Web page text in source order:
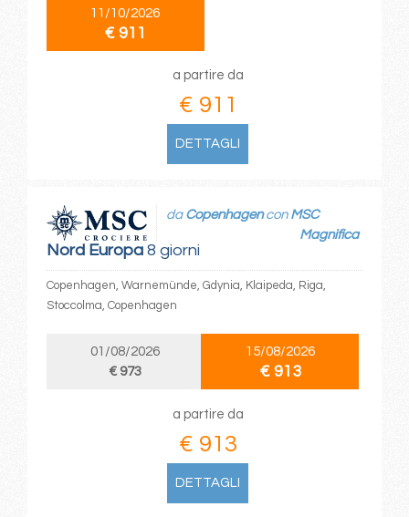
11/10/2026
€ 911
a partire da
€ 911
DETTAGLI
Nord Europa8 giorni
da Copenhagencon MSC
Magnifica
Copenhagen, Warnemünde, Gdynia, Klaipeda, Riga,
Stoccolma, Copenhagen
01/08/2026
€ 973
15/08/2026
€ 913
a partire da
€ 913
DETTAGLI